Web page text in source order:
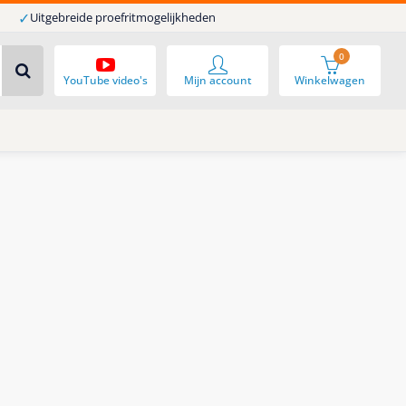
✓Uitgebreide proefritmogelijkheden
YouTube video's Winkelwagen
0
Mijn account